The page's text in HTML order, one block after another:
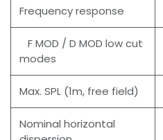
Frequency response
F MOD / D MOD low cut
modes
Max. SPL (1m, free field)
Nominal horizontal